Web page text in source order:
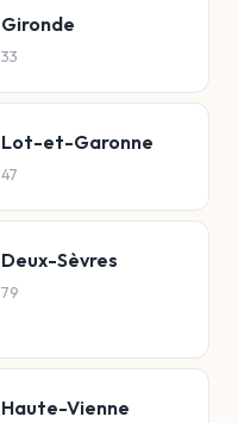
Gironde
33
Lot-et-Garonne
47
Deux-Sèvres
79
Haute-Vienne